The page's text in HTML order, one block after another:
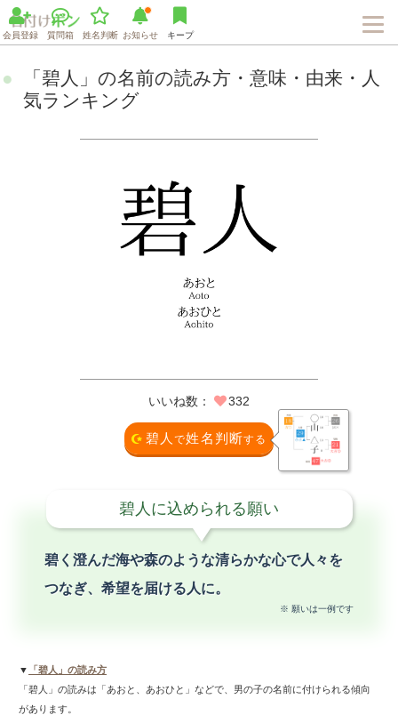
会員登録 質問箱 姓名判断 お知らせ キープ
「碧人」の名前の読み方・意味・由来・人
気ランキング
いいね数： 332
碧人で姓名判断する
碧人に込められる願い
碧く澄んだ海や森のような清らかな心で人々を
つなぎ、希望を届ける人に。
※ 願いは一例です
▼
「碧人」の読み方
「碧人」の読みは「あおと、あおひと」などで、男の子の名前に付けられる傾向
があります。